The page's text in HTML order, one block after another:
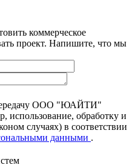
коммерческое
проект. Напишите, что мы
ООО "ЮАЙТИ"
использование, обработку и
случаях) в соответствии
данными .